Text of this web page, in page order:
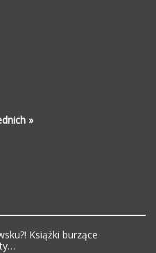
»
Książki burzące